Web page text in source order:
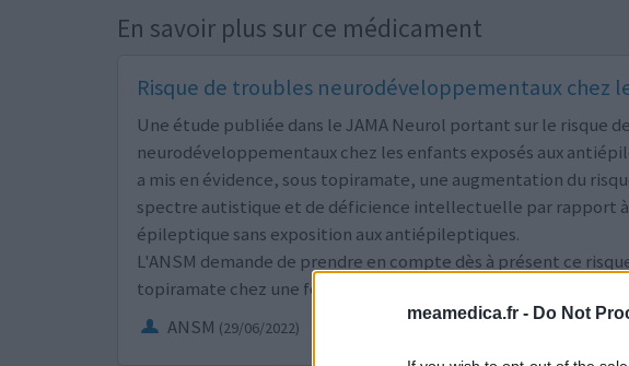
meamedica.fr - Do Not
En savoir plus sur ce médicament
Risque de troubles neurodéveloppementaux chez
Une étude publiée dans le JAMA Neurol portant sur le risque
neurodéveloppementaux chez les enfants exposés aux
a mis en évidence, sous topiramate, une augmentation du
spectre autistique et de déficience intellectuelle par rapport à
épileptique sans exposition aux antiépileptiques.
L'ANSM demande de prendre en compte dès à présent ce
topiramate chez une femme en âge d’avoir des enfants ainsi
ANSM (29/06/2022)